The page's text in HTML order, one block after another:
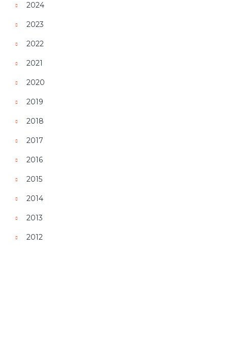
2024
2023
2022
2021
2020
2019
2018
2017
2016
2015
2014
2013
2012